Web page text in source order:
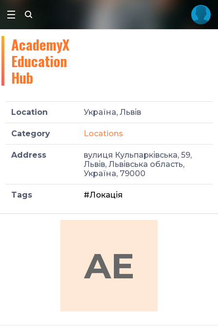
AcademyX
Education
Hub
Location Україна, Львів
Category Locations
Address
вулиця Кульпарківська, 59,
Львів, Львівська область,
Україна, 79000
Tags #Локація
AE